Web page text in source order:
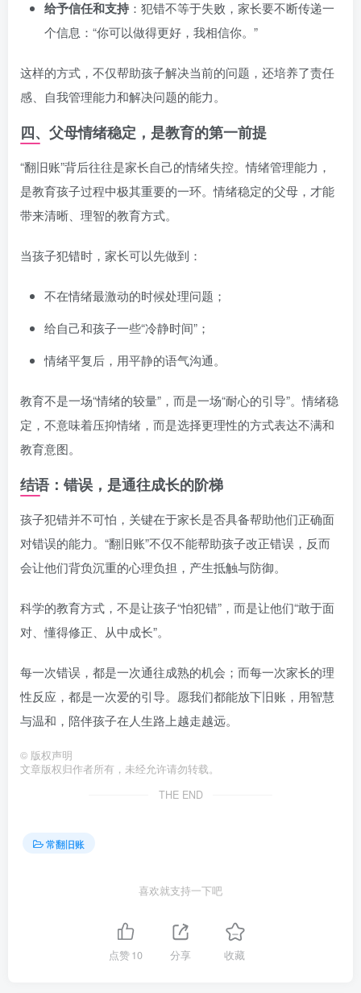
给予信任和支持：犯错不等于失败，家长要不断传递一
个信息：“你可以做得更好，我相信你。”
这样的方式，不仅帮助孩子解决当前的问题，还培养了责任
感、自我管理能力和解决问题的能力。
四、父母情绪稳定，是教育的第一前提
“翻旧账”背后往往是家长自己的情绪失控。情绪管理能力，
是教育孩子过程中极其重要的一环。情绪稳定的父母，才能
带来清晰、理智的教育方式。
当孩子犯错时，家长可以先做到：
不在情绪最激动的时候处理问题；
给自己和孩子一些“冷静时间”；
情绪平复后，用平静的语气沟通。
教育不是一场“情绪的较量”，而是一场“耐心的引导”。情绪稳
定，不意味着压抑情绪，而是选择更理性的方式表达不满和
教育意图。
结语：错误，是通往成长的阶梯
孩子犯错并不可怕，关键在于家长是否具备帮助他们正确面
对错误的能力。“翻旧账”不仅不能帮助孩子改正错误，反而
会让他们背负沉重的心理负担，产生抵触与防御。
科学的教育方式，不是让孩子“怕犯错”，而是让他们“敢于面
对、懂得修正、从中成长”。
每一次错误，都是一次通往成熟的机会；而每一次家长的理
性反应，都是一次爱的引导。愿我们都能放下旧账，用智慧
与温和，陪伴孩子在人生路上越走越远。
© 版权声明
文章版权归作者所有，未经允许请勿转载。
THE END
常翻旧账
喜欢就支持一下吧
点赞10 分享 收藏